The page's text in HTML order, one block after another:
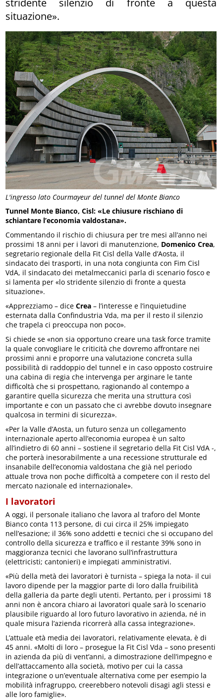
L'ingresso lato Courmayeur del tunnel del Monte Bianco
situazione».
Tunnel Monte Bianco, Cisl: «Le chiusure rischiano di
schiantare l’economia valdostana».
Commentando il rischio di chiusura per tre mesi all’anno nei
prossimi 18 anni per i lavori di manutenzione, Domenico Crea,
segretario regionale della Fit Cisl della Valle d’Aosta, il
sindacato dei trasporti, in una nota congiunta con Fim Cisl
VdA, il sindacato dei metalmeccanici parla di scenario fosco e
si lamenta per «lo stridente silenzio di fronte a questa
situazione».
«Apprezziamo – diceCrea – l’interesse e l’inquietudine
esternata dalla Confindustria Vda, ma per il resto il silenzio
che trapela ci preoccupa non poco».
Si chiede se «non sia opportuno creare una task force tramite
la quale convogliare le criticità che dovremo affrontare nei
prossimi anni e proporre una valutazione concreta sulla
possibilità di raddoppio del tunnel e in caso opposto costruire
una cabina di regia che intervenga per arginare le tante
difficoltà che si prospettano, ragionando al contempo a
garantire quella sicurezza che merita una struttura così
importante e con un passato che ci avrebbe dovuto insegnare
qualcosa in termini di sicurezza».
«Per la Valle d’Aosta, un futuro senza un collegamento
internazionale aperto all’economia europea è un salto
all’indietro di 60 anni – sostiene il segretario della Fit Cisl VdA -,
che porterà inesorabilmente a una recessione strutturale ed
insanabile dell’economia valdostana che già nel periodo
attuale trova non poche difficoltà a competere con il resto del
mercato nazionale ed internazionale».
I lavoratori
A oggi, il personale italiano che lavora al traforo del Monte
Bianco conta 113 persone, di cui circa il 25% impiegato
nell’esazione; il 36% sono addetti e tecnici che si occupano del
controllo della sicurezza e traffico e il restante 39% sono in
maggioranza tecnici che lavorano sull’infrastruttura
(elettricisti; cantonieri) e impiegati amministrativi.
«Più della metà dei lavoratori è turnista – spiega la nota- il cui
lavoro dipende per la maggior parte di loro dalla fruibilità
della galleria da parte degli utenti. Pertanto, per i prossimi 18
anni non è ancora chiaro ai lavoratori quale sarà lo scenario
plausibile riguardo al loro futuro lavorativo in azienda, né in
quale misura l’azienda ricorrerà alla cassa integrazione».
L’attuale età media dei lavoratori, relativamente elevata, è di
45 anni. «Molti di loro – prosegue la Fit Cisl Vda – sono presenti
in azienda da più di vent’anni, a dimostrazione dell’impegno e
dell’attaccamento alla società, motivo per cui la cassa
integrazione o un’eventuale alternativa come per esempio la
mobilità infragruppo, creerebbero notevoli disagi agli stessi e
alle loro famiglie».